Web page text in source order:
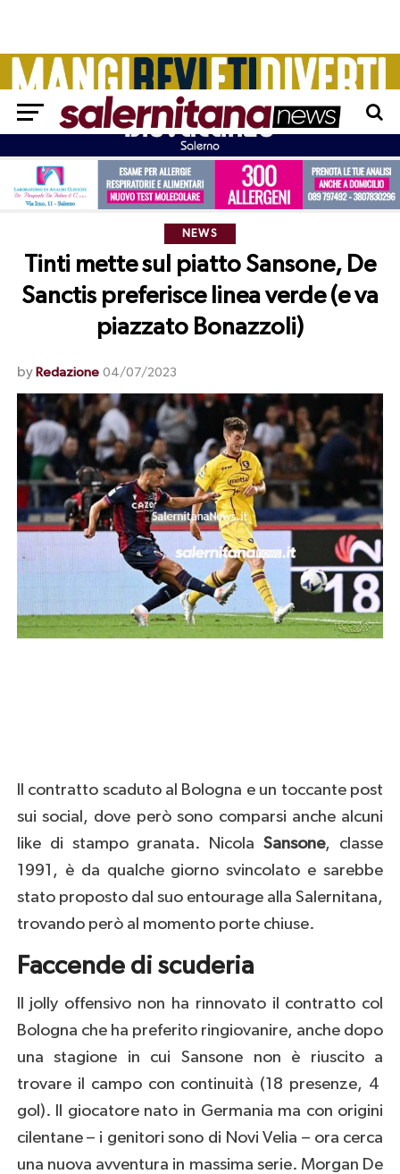
NEWS
Tinti mette sul piatto Sansone, De
Sanctis preferisce linea verde (e va
piazzato Bonazzoli)
by Redazione 04/07/2023
Il contratto scaduto al Bologna e un toccante post
sui social, dove però sono comparsi anche alcuni
like di stampo granata. NicolaSansone, classe
1991, è da qualche giorno svincolato e sarebbe
stato proposto dal suo entourage alla Salernitana,
trovando però al momento porte chiuse.
Faccende di scuderia
Il jolly offensivo non ha rinnovato il contratto col
Bologna che ha preferito ringiovanire, anche dopo
una stagione in cui Sansone non è riuscito a
trovare il campo con continuità (18 presenze, 4
gol). Il giocatore nato in Germania ma con origini
cilentane – i genitori sono di Novi Velia – ora cerca
una nuova avventura in massima serie. Morgan De